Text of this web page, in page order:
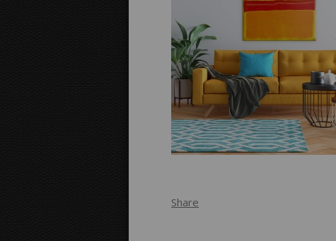
Share